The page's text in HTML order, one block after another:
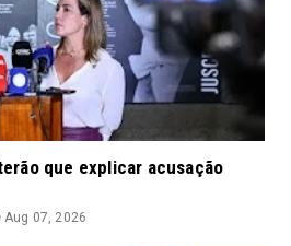
que explicar acusação
Aug 07, 2026